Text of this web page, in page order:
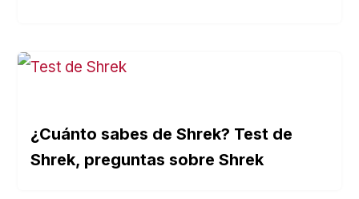
¿Cuánto sabes de Shrek? Test de
Shrek, preguntas sobre Shrek